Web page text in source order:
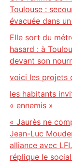
Toulouse :
évacuée dans
Elle sort du
hasard : à
devant son
voici les projets
les habitants
« ennemis »
« Jaurès ne
Jean-Luc
alliance avec
réplique le